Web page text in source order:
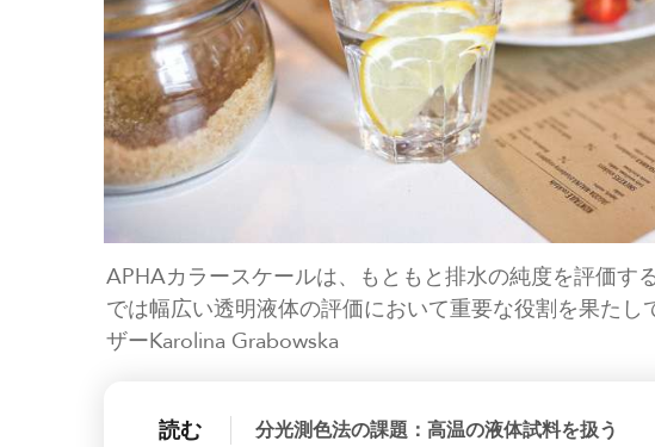
APHAカラースケールは、もともと排水の純度を評価す
では幅広い透明液体の評価において重要な役割を果たし
ザーKarolina Grabowska
読む 分光測色法の課題：高温の液体試料を扱う